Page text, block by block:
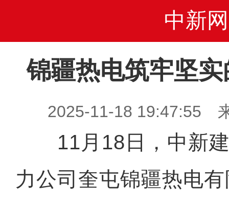
中新网
锦疆热电筑牢坚
2025-11-18 19:47:55
11月18日，中新建
力公司奎屯锦疆热电